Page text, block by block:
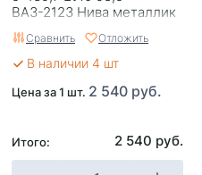
ВАЗ-2123 Нива металлик
Тольятти
Сравнить Отложить
В наличии 4 шт
Цена за 1 шт. 2 540 руб.
Итого: 2 540 руб.